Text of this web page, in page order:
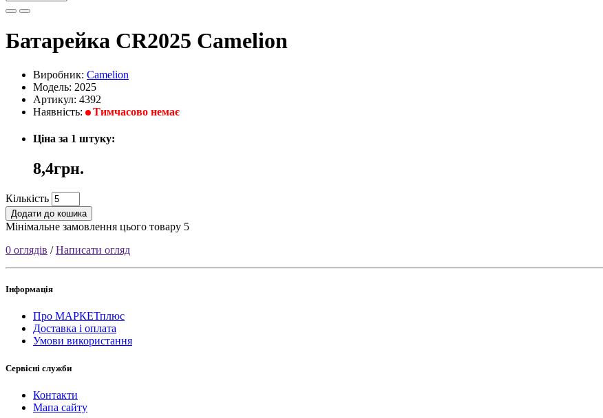
Батарейка CR2025 Camelion
Виробник: Camelion
Модель: 2025
Артикул: 4392
Наявність:
Тимчасово немає
Ціна за 1 штуку:
8,4грн.
Кількість
Додати до кошика
Мінімальне замовлення цього товару 5
0 оглядів /Написати огляд
Інформація
Про МАРКЕТплюс
Доставка і оплата
Умови використання
Сервісні служби
Контакти
Мапа сайту